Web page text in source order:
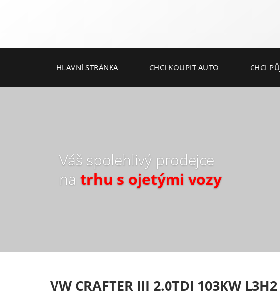
HLAVNÍ STRÁNKA CHCI KOUPIT AUTO CHCI
Váš spolehlivý prodejce
na trhu s ojetými vozy
VW CRAFTER III 2.0TDI 103KW